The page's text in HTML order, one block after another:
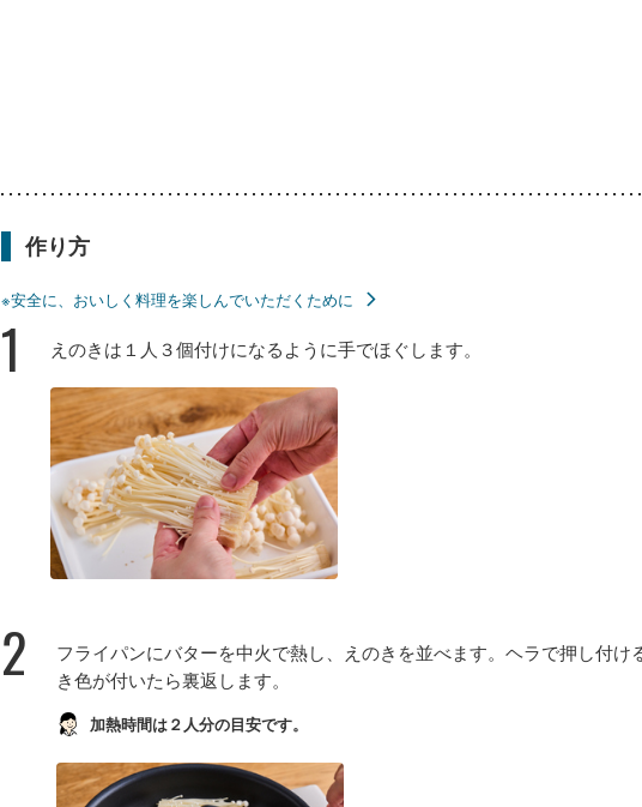
作り方
※安全に、おいしく料理を楽しんでいただくために
1 えのきは１人３個付けになるように手でほぐします。
2
フライパンにバターを中火で熱し、えのきを並べます。ヘラで押し付け
き色が付いたら裏返します。
加熱時間は２人分の目安です。